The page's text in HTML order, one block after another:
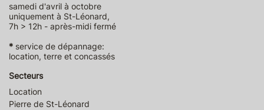
samedi d'avril à octobre
uniquement à St-Léonard,
7h > 12h - après-midi fermé
* service de dépannage:
location, terre et concassés
Secteurs
Location
Pierre de St-Léonard